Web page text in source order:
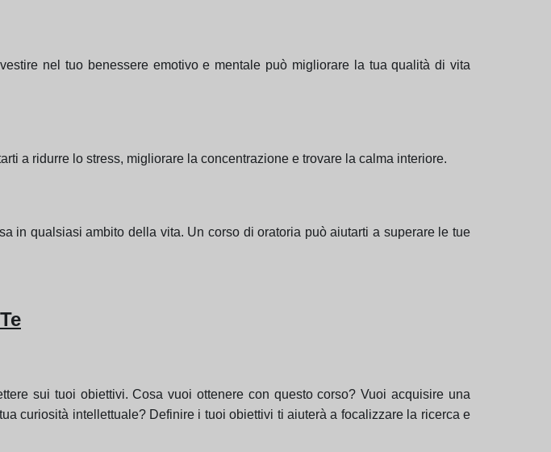
nel tuo benessere emotivo e mentale può migliorare la tua qualità di vita
a ridurre lo stress, migliorare la concentrazione e trovare la calma interiore.
in qualsiasi ambito della vita. Un corso di oratoria può aiutarti a superare le tue
sui tuoi obiettivi. Cosa vuoi ottenere con questo corso? Vuoi acquisire una
curiosità intellettuale? Definire i tuoi obiettivi ti aiuterà a focalizzare la ricerca e